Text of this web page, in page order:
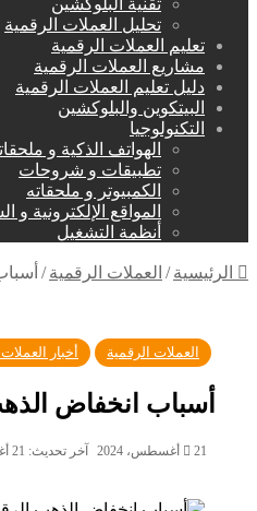
تقنية البلوكشين
تحليل العملات الرقمية
تعليم العملات الرقمية
مشاريع العملات الرقمية
دليل تعليم العملات الرقمية
البيتكوين والبلوكشين
التكنولوجيا
الهواتف الذكية و
تطبيقات و شروحات
الكمبيوتر و ملحقاته
المواقع الإلكترونية و
أنظمة التشغيل
الرئيسية / العملات الرقمية /
العملات الرقمية أخبار
أسباب انخفاض
21 أغسطس، 2024 آخر تحديث: 21 أغسطس، 2024